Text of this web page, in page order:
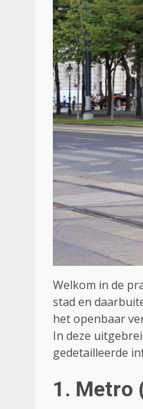
Welkom in de
stad en
het openbaar
In deze
gedetailleerde
1. Metro